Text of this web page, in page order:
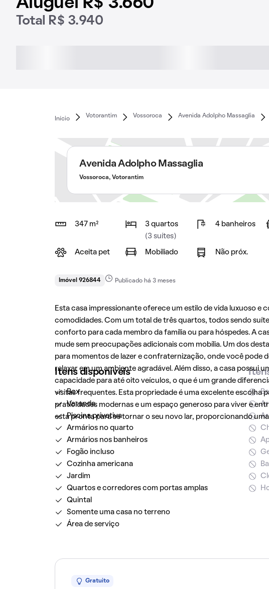
Aluguel R$ 3.660
Total R$ 3.940
Início
Votorantim Vossoroca Avenida Adolpho Massaglia
Avenida Adolpho Massaglia
Vossoroca, Votorantim
347 m²
3 quartos
(3 suítes)
4 banheiros
Aceita pet Mobiliado Não próx.
Imóvel 926844 Publicado há 3 meses
Esta casa impressionante oferece um estilo de vida luxuoso e
comodidades. Com um total de três quartos, todos sendo
conforto para cada membro da família ou para hóspedes. A
mude sem preocupações adicionais com mobília. Um dos
para momentos de lazer e confraternização, onde você pode
relaxar em um ambiente agradável. Além disso, a casa possui
capacidade para até oito veículos, o que é um grande
visitas frequentes. Esta propriedade é uma excelente escolha
praticidades modernas e um espaço generoso para viver e
está pronta para se tornar o seu novo lar, proporcionando
Itens disponíveis
Box
Varanda
Piscina privativa
Armários no quarto
Armários nos banheiros
Fogão incluso
Cozinha americana
Jardim
Quartos e corredores com portas amplas
Quintal
Somente uma casa no terreno
Área de serviço
Gratuito